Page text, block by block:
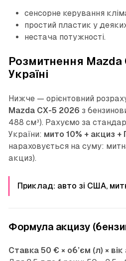
сенсорне керування
простий пластик у
нестача потужності.
Розмитнення Mazda
Україні
Нижче — орієнтовний
Mazda CX-5 2026 з
488 см³). Рахуємо за
України: мито 10% + акциз
нараховується на суму:
акциз).
Приклад: авто зі США,
Формула акцизу
Ставка 50 € × об’єм (л) ×